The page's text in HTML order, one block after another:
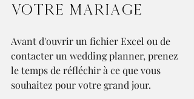
votre mariage
Avant d'ouvrir un fichier Excel ou de
contacter un wedding planner, prenez
le temps de réfléchir à ce que vous
souhaitez pour votre grand jour.